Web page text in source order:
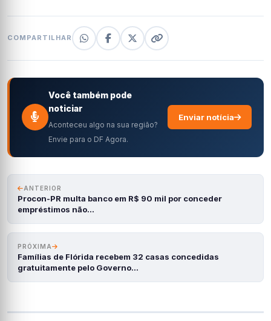
COMPARTILHAR
Você também pode
noticiar
Aconteceu algo na sua região?
Envie para o DF Agora.
Enviar notícia
ANTERIOR
Procon-PR multa banco em R$ 90 mil por conceder
empréstimos não…
PRÓXIMA
Famílias de Flórida recebem 32 casas concedidas
gratuitamente pelo Governo…